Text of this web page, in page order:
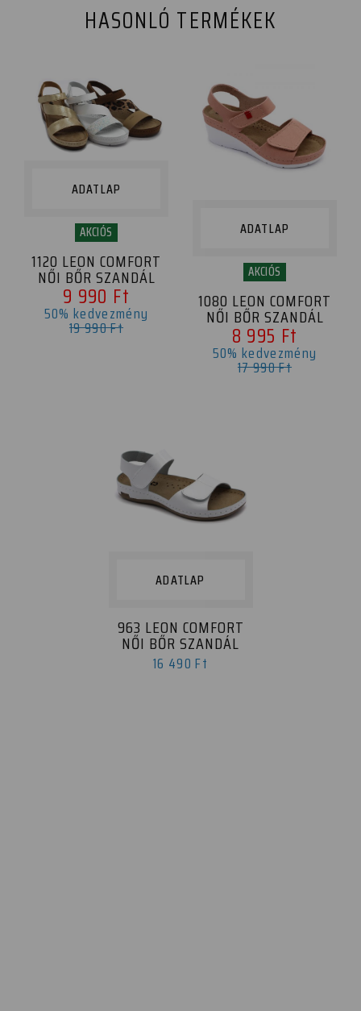
HASONLÓ TERMÉKEK
ADATLAP
AKCIÓS
1120 LEON COMFORT
NŐI BŐR SZANDÁL
9 990 Ft
50% kedvezmény
19 990 Ft
ADATLAP
AKCIÓS
1080 LEON COMFORT
NŐI BŐR SZANDÁL
8 995 Ft
50% kedvezmény
17 990 Ft
ADATLAP
963 LEON COMFORT
NŐI BŐR SZANDÁL
16 490 Ft